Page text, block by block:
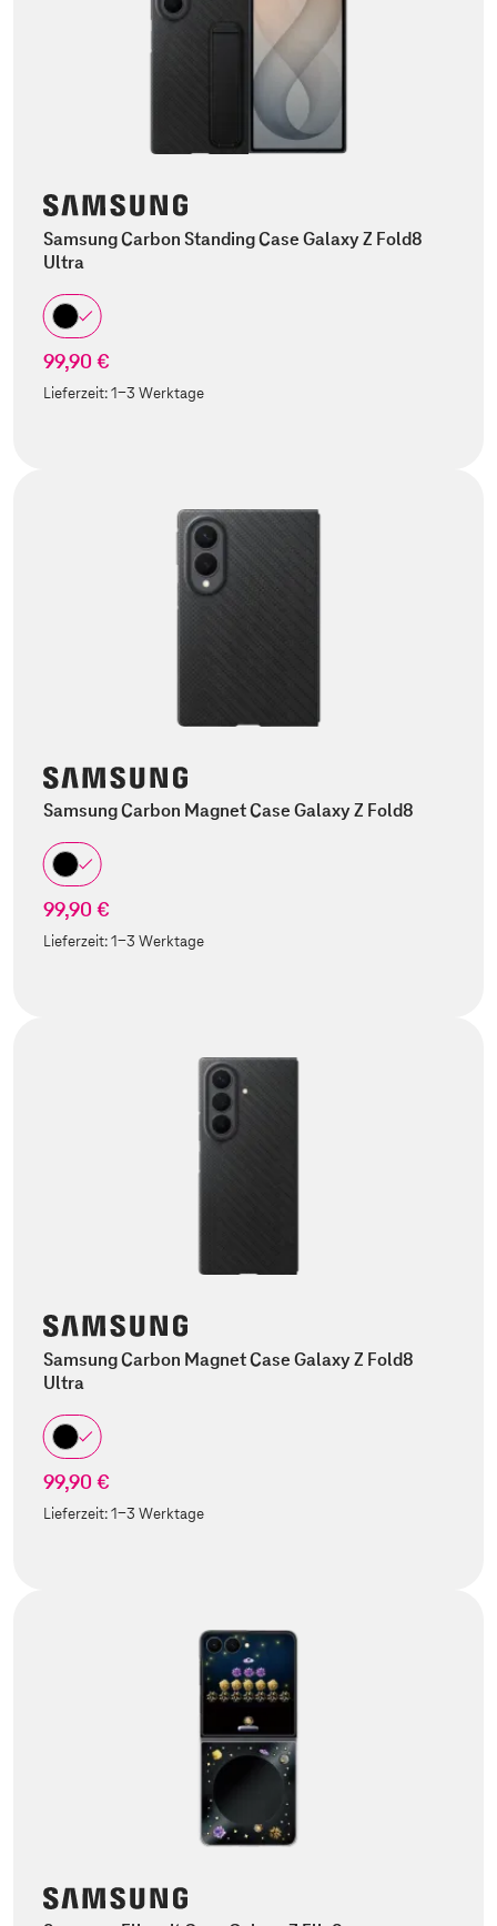
Samsung Carbon Standing Case Galaxy Z Fold8
Ultra
99,90 €
Lieferzeit:1-3 Werktage
Samsung Carbon Magnet Case Galaxy Z Fold8
99,90 €
Lieferzeit:1-3 Werktage
Samsung Carbon Magnet Case Galaxy Z Fold8
Ultra
99,90 €
Lieferzeit:1-3 Werktage